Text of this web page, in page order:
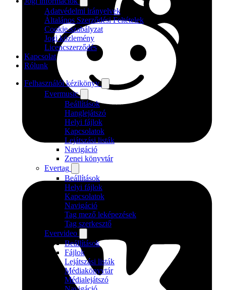
Adatvédelmi irányelvek
Általános Szerződési Feltételek
Cookie-szabályzat
Jogi közlemény
Licencszerződés
Kapcsolat
Rólunk
Felhasználói kézikönyv
Evermusic
Beállítások
Hanglejátszó
Helyi fájlok
Kapcsolatok
Lejátszási listák
Navigáció
Zenei könyvtár
Evertag
Beállítások
Helyi fájlok
Kapcsolatok
Navigáció
Tag mező leképezések
Tag szerkesztő
Evervideo
Beállítások
Fájlok
Lejátszási listák
Médiakönyvtár
Médialejátszó